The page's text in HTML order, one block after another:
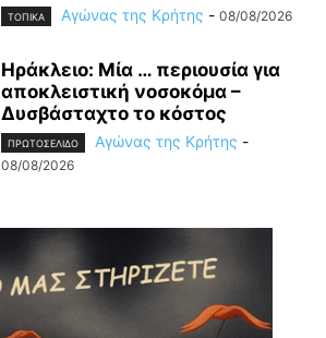
ΤΟΠΙΚΑ Αγώνας της Κρήτης - 08/08/2026
Ηράκλειο: Μία … περιουσία για
αποκλειστική νοσοκόμα –
Δυσβάσταχτο το κόστος
ΠΡΩΤΟΣΕΛΙΔΟ Αγώνας της Κρήτης -
08/08/2026